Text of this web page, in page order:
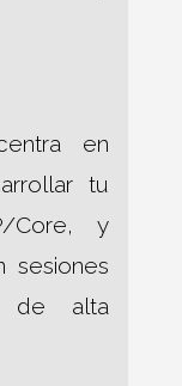
en
tu
Core, y
sesiones
de alta